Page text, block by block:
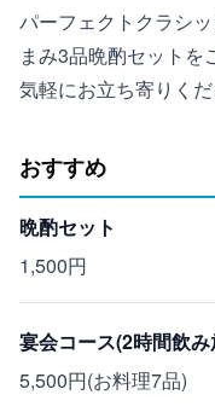
パーフェクトクラシ
まみ3品晩酌セットを
気軽にお立ち寄りくだ
おすすめ
晩酌セット
1,500円
宴会コース(2時間飲
5,500円(お料理7品)